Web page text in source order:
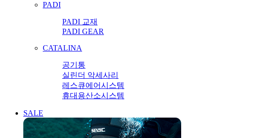
PADI
PADI 교재
PADI GEAR
CATALINA
공기통
실린더 악세사리
레스큐에어시스템
휴대용산소시스템
SALE